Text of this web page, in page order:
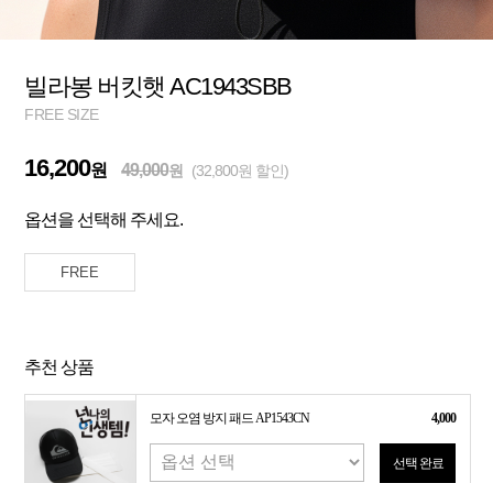
빌라봉 버킷햇 AC1943SBB
FREE SIZE
16,200원 49,000원 (32,800원 할인)
옵션을 선택해 주세요.
FREE
추천 상품
모자 오염 방지 패드 AP1543CN 4,000
선택 완료